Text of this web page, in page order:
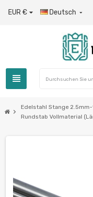
EUR € Deutsch 
view_headline
chevron_right
Edelstahl Stange
Rundstab Vollmaterial